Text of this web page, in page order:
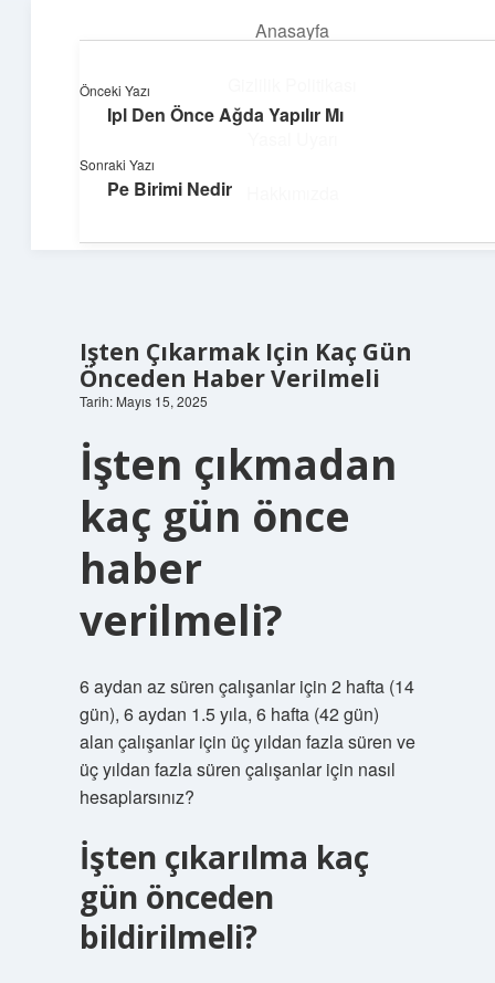
Anasayfa
Yapı ve İlham
Yaratıcı projelerle dünyanı inşa et!
Işten Çıkarmak Için Kaç Gün
Önceden Haber Verilmeli
Tarih: Mayıs 15, 2025
İşten çıkmadan
kaç gün önce
haber
verilmeli?
6 aydan az süren çalışanlar için 2 hafta (14
gün), 6 aydan 1.5 yıla, 6 hafta (42 gün)
alan çalışanlar için üç yıldan fazla süren ve
üç yıldan fazla süren çalışanlar için nasıl
hesaplarsınız?
İşten çıkarılma kaç
gün önceden
bildirilmeli?
Önceki Yazı
Ipl Den Önce Ağda Yapılır Mı
Sonraki Yazı
Pe Birimi Nedir